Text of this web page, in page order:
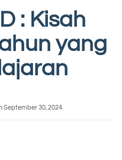
: Kisah
yang
September 30, 2024